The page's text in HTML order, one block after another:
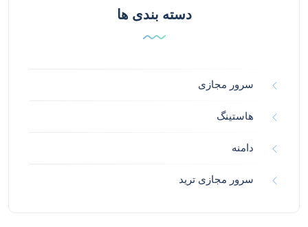
دسته بندی ها
سرور مجازی
هاستینگ
دامنه
سرور مجازی ترید